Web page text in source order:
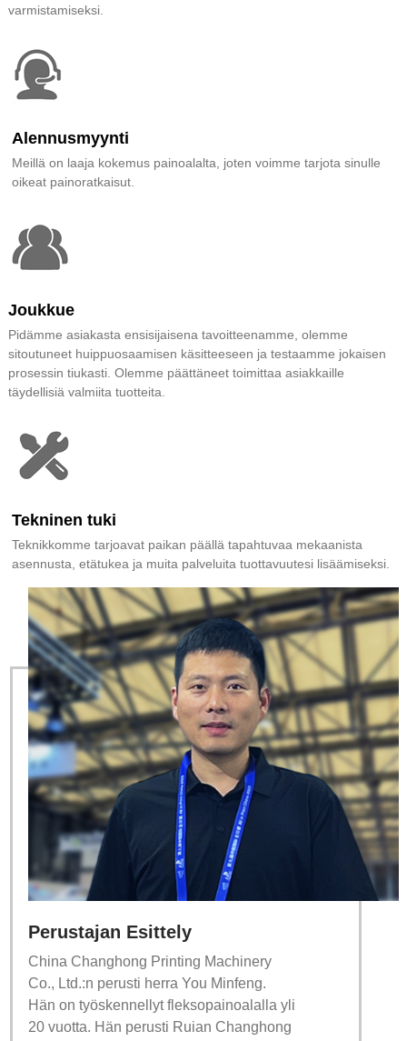
varmistamiseksi.
Alennusmyynti
Meillä on laaja kokemus painoalalta, joten voimme tarjota sinulle
oikeat painoratkaisut.
Joukkue
Pidämme asiakasta ensisijaisena tavoitteenamme, olemme
sitoutuneet huippuosaamisen käsitteeseen ja testaamme jokaisen
prosessin tiukasti. Olemme päättäneet toimittaa asiakkaille
täydellisiä valmiita tuotteita.
Tekninen tuki
Teknikkomme tarjoavat paikan päällä tapahtuvaa mekaanista
asennusta, etätukea ja muita palveluita tuottavuutesi lisäämiseksi.
Perustajan Esittely
China Changhong Printing Machinery
Co., Ltd.:n perusti herra You Minfeng.
Hän on työskennellyt fleksopainoalalla yli
20 vuotta. Hän perusti Ruian Changhong